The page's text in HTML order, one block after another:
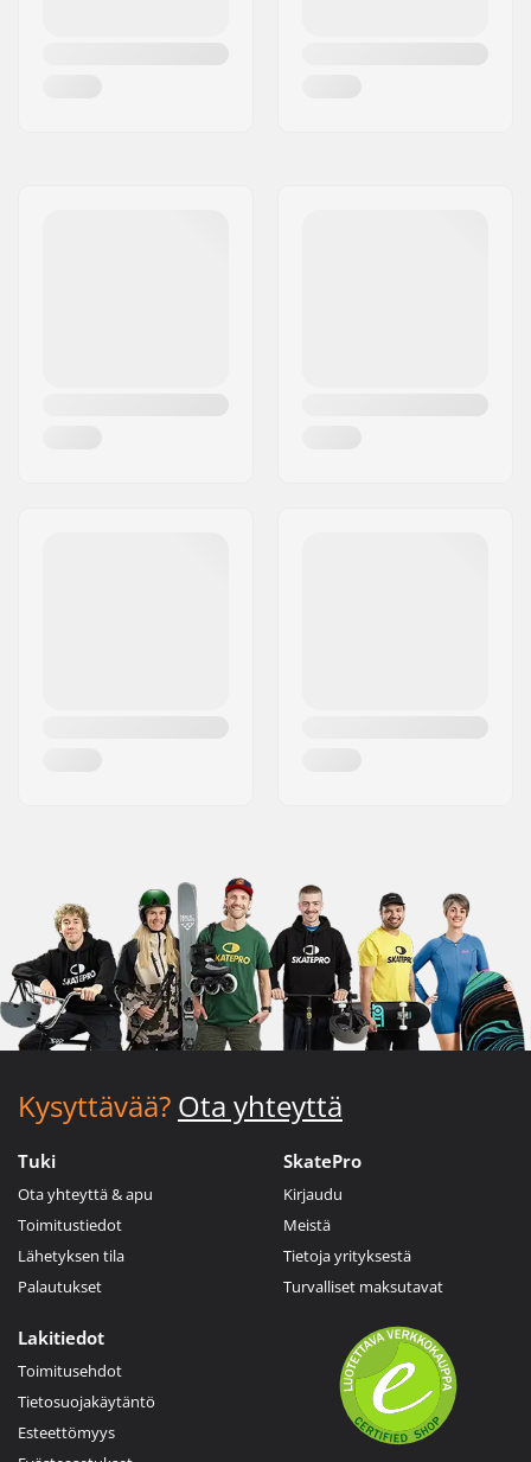
Kysyttävää? Ota yhteyttä
Tuki
Ota yhteyttä & apu
Toimitustiedot
Lähetyksen tila
Palautukset
SkatePro
Kirjaudu
Meistä
Tietoja yrityksestä
Turvalliset maksutavat
Lakitiedot
Toimitusehdot
Tietosuojakäytäntö
Esteettömyys